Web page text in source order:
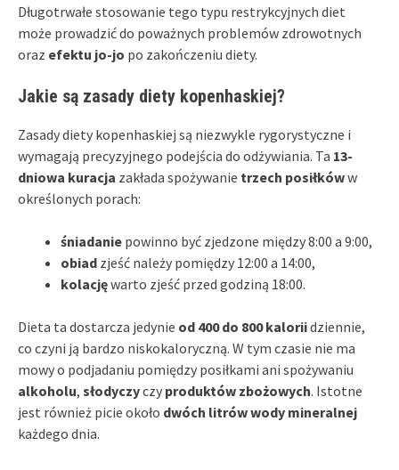
Długotrwałe stosowanie tego typu restrykcyjnych diet
może prowadzić do poważnych problemów zdrowotnych
oraz efektu jo-jo po zakończeniu diety.
Jakie są zasady diety kopenhaskiej?
Zasady diety kopenhaskiej są niezwykle rygorystyczne i
wymagają precyzyjnego podejścia do odżywiania. Ta 13-
dniowa kuracja zakłada spożywanie trzech posiłkóww
określonych porach:
śniadanie powinno być zjedzone między 8:00 a 9:00,
obiad zjeść należy pomiędzy 12:00 a 14:00,
kolacjęwarto zjeść przed godziną 18:00.
Dieta ta dostarcza jedynie od 400 do 800 kaloriidziennie,
co czyni ją bardzo niskokaloryczną. W tym czasie nie ma
mowy o podjadaniu pomiędzy posiłkami ani spożywaniu
alkoholu, słodyczyczy produktów zbożowych. Istotne
jest również picie około dwóch litrów wody mineralnej
każdego dnia.